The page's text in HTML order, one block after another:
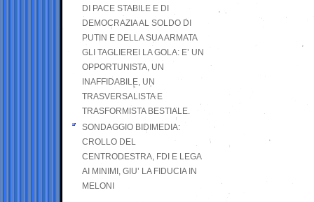
DI PACE STABILE E DI
DEMOCRAZIA AL SOLDO DI
PUTIN E DELLA SUA ARMATA
GLI TAGLIEREI LA GOLA: E’ UN
OPPORTUNISTA, UN
INAFFIDABILE, UN
TRASVERSALISTA E
TRASFORMISTA BESTIALE.
SONDAGGIO BIDIMEDIA:
CROLLO DEL
CENTRODESTRA, FDI E LEGA
AI MINIMI, GIU’ LA FIDUCIA IN
MELONI